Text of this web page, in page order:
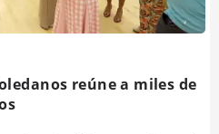
reúne a miles de